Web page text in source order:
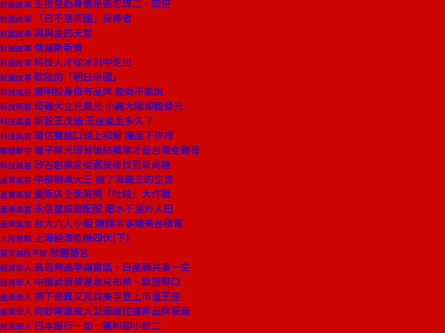
封面故事 生技皇后身價是張忠謀二‧四倍
封面故事 「日不落帝國」接棒者
封面故事 黑與金的天堂
封面故事 俄羅斯新貴
封面故事 科技人才從冰封中走出
封面故事 歐陸的「明日帝國」
科技風雲 廣明投身自有品牌 能做不能說
科技風雲 母雞大立光風光 小雞大陽卻難發光
科技風雲 新股王茂迪 王座能坐多久？
科技風雲 電信雙雄口頭上和解 檯面下拚搏
關鍵數字 電子業光環背後紡織業才是台灣金雞母
科技風雲 矽谷創業家從舊技術找到新商機
產業風雲 中部辦桌大王 搶了海霸王的生意
產業風雲 量販店全面展開「吐錢」大作戰
產業風雲 永信建設高配股 肥水不落外人田
產業風雲 台大六人小組 賺錢本事媲美台積電
大陸焦點 上海經濟危機四伏(下)
英文無所不談 肢體語言
經濟學人 高恩夠高竿讓雷諾、日產願共事一主
經濟學人 中國武器禁運歧見布希、歐盟噤口
經濟學人 擠下奇異艾克森美孚登上市值王座
經濟學人 向鈔票靠攏大型藥廠拉攏非品牌藥廠
經濟學人 日本銀行一加一獲利卻小於二